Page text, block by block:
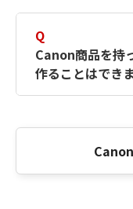
Q
Canon商品を持
作ることはでき